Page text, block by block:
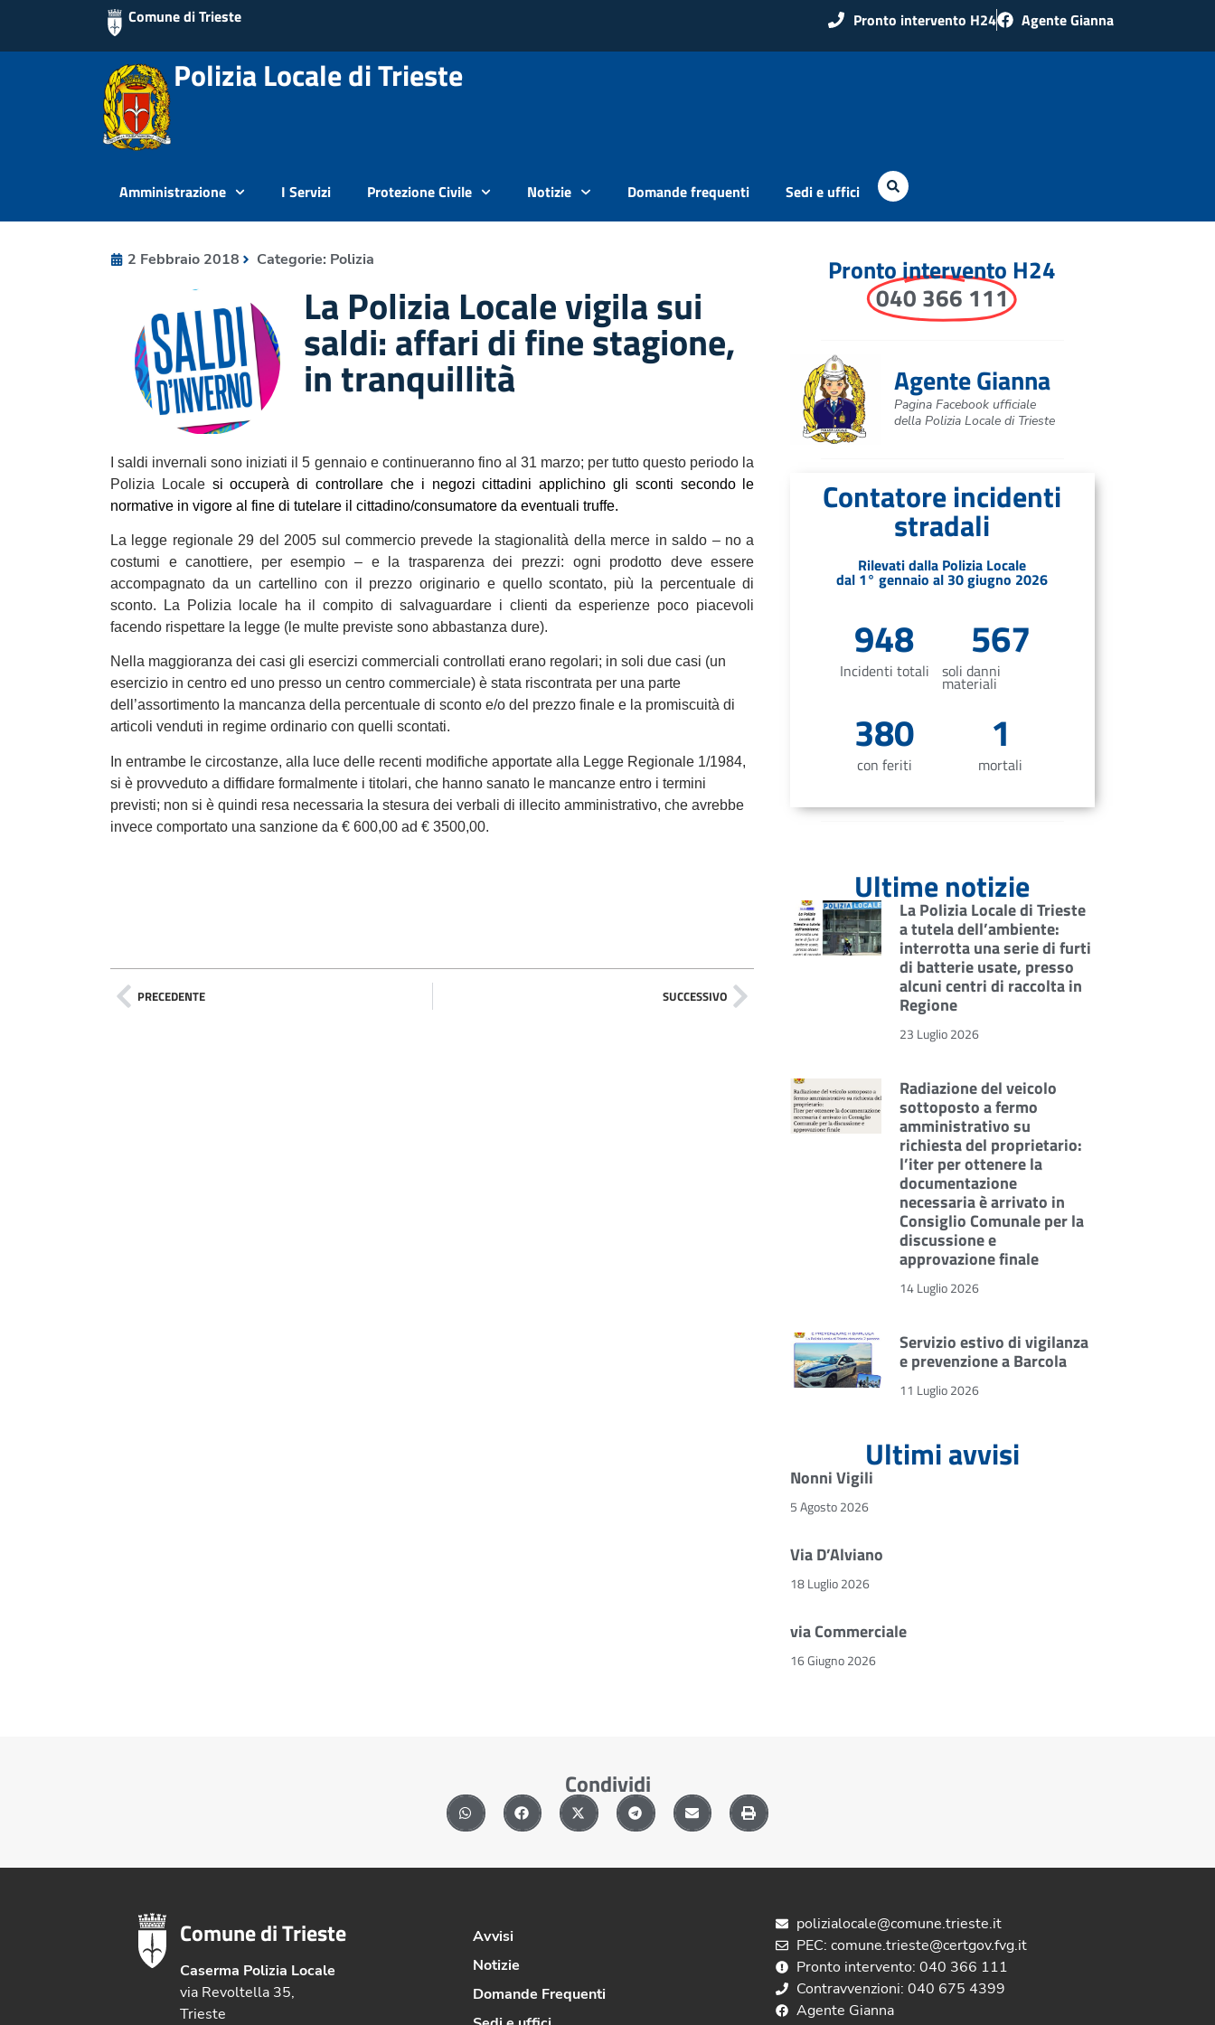
Comune di Trieste Pronto intervento H24 Agente Gianna
Polizia Locale di Trieste
Amministrazione I Servizi Protezione Civile Notizie Domande frequenti Sedi e uffici
2 Febbraio 2018 Categorie: Polizia
La Polizia Locale vigila sui
saldi: affari di fine stagione,
in tranquillità
I saldi invernali sono iniziati il 5 gennaio e continueranno fino al 31 marzo; per tutto questo periodo la
Polizia Locale si occuperà di controllare che i negozi cittadini applichino gli sconti secondo le
normative in vigore al fine di tutelare il cittadino/consumatore da eventuali truffe.
La legge regionale 29 del 2005 sul commercio prevede la stagionalità della merce in saldo – no a
costumi e canottiere, per esempio – e la trasparenza dei prezzi: ogni prodotto deve essere
accompagnato da un cartellino con il prezzo originario e quello scontato, più la percentuale di
sconto. La Polizia locale ha il compito di salvaguardare i clienti da esperienze poco piacevoli
facendo rispettare la legge (le multe previste sono abbastanza dure).
Nella maggioranza dei casi gli esercizi commerciali controllati erano regolari; in soli due casi (un
esercizio in centro ed uno presso un centro commerciale) è stata riscontrata per una parte
dell’assortimento la mancanza della percentuale di sconto e/o del prezzo finale e la promiscuità di
articoli venduti in regime ordinario con quelli scontati.
In entrambe le circostanze, alla luce delle recenti modifiche apportate alla Legge Regionale 1/1984,
si è provveduto a diffidare formalmente i titolari, che hanno sanato le mancanze entro i termini
previsti; non si è quindi resa necessaria la stesura dei verbali di illecito amministrativo, che avrebbe
invece comportato una sanzione da € 600,00 ad € 3500,00.
PRECEDENTE SUCCESSIVO
Pronto intervento H24
040 366 111
Agente Gianna
Pagina Facebook ufficiale
della Polizia Locale di Trieste
Contatore incidenti
stradali
Rilevati dalla Polizia Locale
dal 1° gennaio al 30 giugno 2026
Incidenti totali
948
soli danni
materiali
567
con feriti
380
mortali
1
Ultime notizie
La Polizia Locale di Trieste
a tutela dell’ambiente:
interrotta una serie di furti
di batterie usate, presso
alcuni centri di raccolta in
Regione
23 Luglio 2026
Radiazione del veicolo
sottoposto a fermo
amministrativo su
richiesta del proprietario:
l’iter per ottenere la
documentazione
necessaria è arrivato in
Consiglio Comunale per la
discussione e
approvazione finale
14 Luglio 2026
Servizio estivo di vigilanza
e prevenzione a Barcola
11 Luglio 2026
Ultimi avvisi
Nonni Vigili
5 Agosto 2026
Via D’Alviano
18 Luglio 2026
via Commerciale
16 Giugno 2026
Condividi
Comune di Trieste
Caserma Polizia Locale
via Revoltella 35,
Trieste
Avvisi
Notizie
Domande Frequenti
polizialocale@comune.trieste.it
PEC: comune.trieste@certgov.fvg.it
Pronto intervento: 040 366 111
Contravvenzioni: 040 675 4399
Agente Gianna